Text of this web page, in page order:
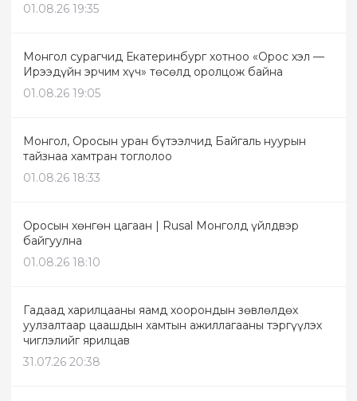
01.08.26 19:35
Монгол сурагчид Екатеринбург хотноо «Орос хэл —
Ирээдүйн эрчим хүч» төсөлд оролцож байна
01.08.26 19:05
Монгол, Оросын уран бүтээлчид Байгаль нуурын
тайзнаа хамтран тоглолоо
01.08.26 18:33
Оросын хөнгөн цагаан | Rusal Монголд үйлдвэр
байгуулна
01.08.26 18:10
Гадаад харилцааны яамд хоорондын зөвлөлдөх
уулзалтаар цаашдын хамтын ажиллагааны тэргүүлэх
чиглэлийг ярилцав
31.07.26 20:38